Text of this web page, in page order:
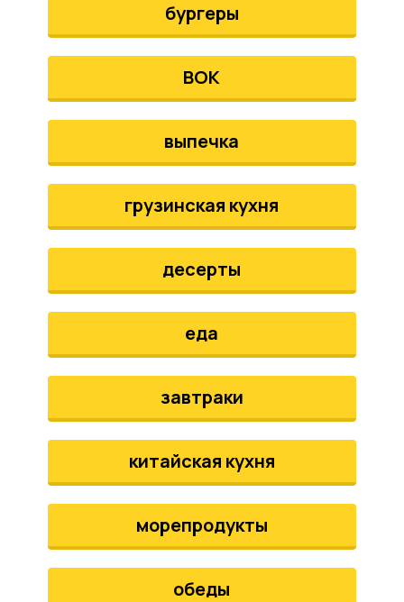
бургеры
ВОК
выпечка
грузинская кухня
десерты
еда
завтраки
китайская кухня
морепродукты
обеды